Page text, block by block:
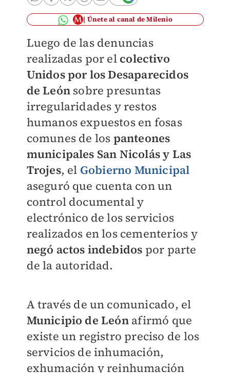
Únete al canal de Milenio
Luego de las denuncias
realizadas por el colectivo
Unidos por los Desaparecidos
de Leónsobre presuntas
irregularidades y restos
humanos expuestos en fosas
comunes de los panteones
municipales San Nicolás y Las
Trojes, el Gobierno Municipal
aseguró que cuenta con un
control documental y
electrónico de los servicios
realizados en los cementerios y
negó actos indebidos por parte
de la autoridad.
A través de un comunicado, el
Municipio de Leónafirmó que
existe un registro preciso de los
servicios de inhumación,
exhumación y reinhumación